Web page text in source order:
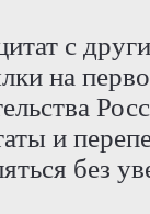
с
на
и
без